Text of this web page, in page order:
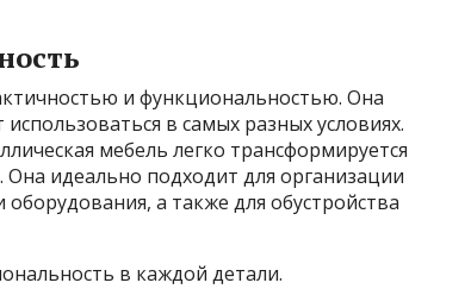
и функциональностью. Она
в самых разных условиях.
мебель легко трансформируется
идеально подходит для организации
а также для обустройства
в каждой детали.